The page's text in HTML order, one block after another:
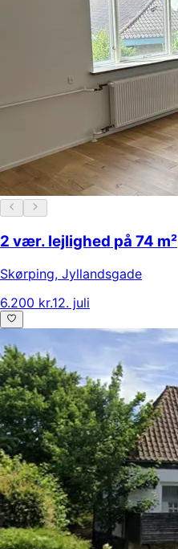
2 vær. lejlighed på 74 m²
Skørping, Jyllandsgade
6.200 kr.12. juli